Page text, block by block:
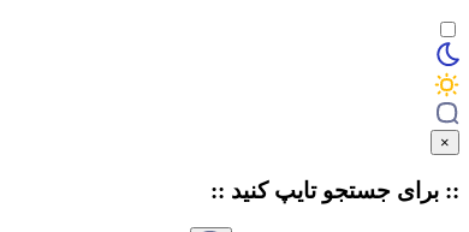
×
:: برای جستجو تایپکنید ::